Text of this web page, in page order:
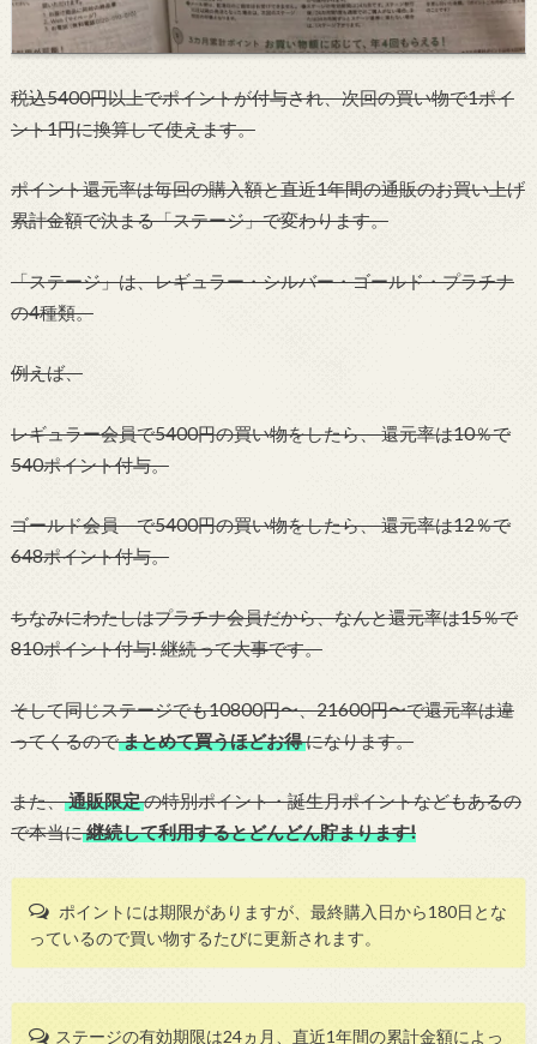
税込5400円以上でポイントが付与され、次回の買い物で1ポイ
ント1円に換算して使えます。
ポイント還元率は毎回の購入額と直近1年間の通販のお買い上げ
累計金額で決まる「ステージ」で変わります。
「ステージ」は、レギュラー・シルバー・ゴールド・プラチナ
の4種類。
例えば、
レギュラー会員で5400円の買い物をしたら、 還元率は10％で
540ポイント付与。
ゴールド会員 で5400円の買い物をしたら、 還元率は12％で
648ポイント付与。
ちなみにわたしはプラチナ会員だから、なんと還元率は15％で
810ポイント付与! 継続って大事です。
そして同じステージでも10800円〜、21600円〜で還元率は違
ってくるのでまとめて買うほどお得になります。
また、通販限定の特別ポイント・誕生月ポイントなどもあるの
で本当に継続して利用するとどんどん貯まります!
ポイントには期限がありますが、最終購入日から180日とな
っているので買い物するたびに更新されます。
ステージの有効期限は24ヵ月、直近1年間の累計金額によっ